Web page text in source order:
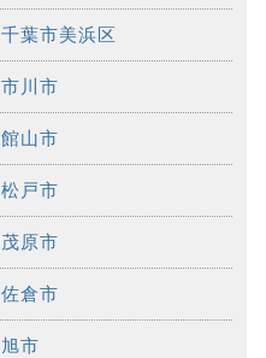
千葉市美浜区
市川市
館山市
松戸市
茂原市
佐倉市
旭市